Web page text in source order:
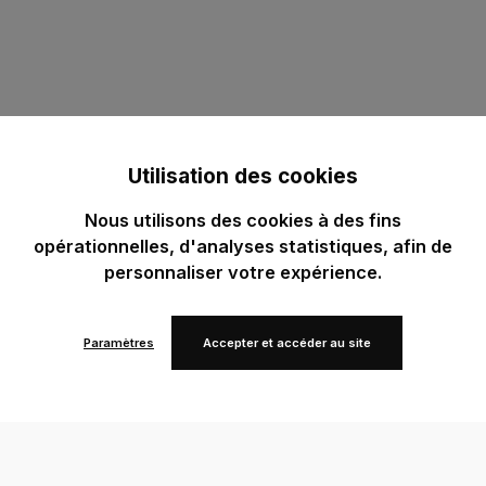
Utilisation des cookies
Nous utilisons des cookies à des fins
opérationnelles, d'analyses statistiques, afin de
personnaliser votre expérience.
Paramètres Accepter et accéder au site